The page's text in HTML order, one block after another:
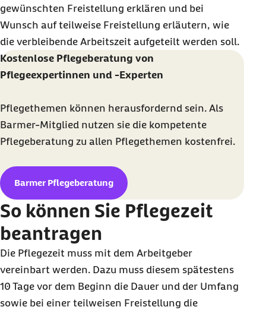
gewünschten Freistellung erklären und bei
Wunsch auf teilweise Freistellung erläutern, wie
die verbleibende Arbeitszeit aufgeteilt werden soll.
Kostenlose Pflegeberatung von
Pflegeexpertinnen und -Experten
Pflegethemen können herausfordernd sein. Als
Barmer-Mitglied nutzen sie die kompetente
Pflegeberatung zu allen Pflegethemen kostenfrei.
Barmer Pflegeberatung
So können Sie Pflegezeit
beantragen
Die Pflegezeit muss mit dem Arbeitgeber
vereinbart werden. Dazu muss diesem spätestens
10 Tage vor dem Beginn die Dauer und der Umfang
sowie bei einer teilweisen Freistellung die